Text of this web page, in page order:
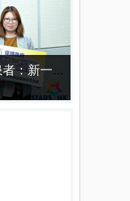
「HER2基因突變肺癌患者：新一代口服標靶藥帶來希望」， 促請政府加快納入藥物名冊，助患者及早受惠